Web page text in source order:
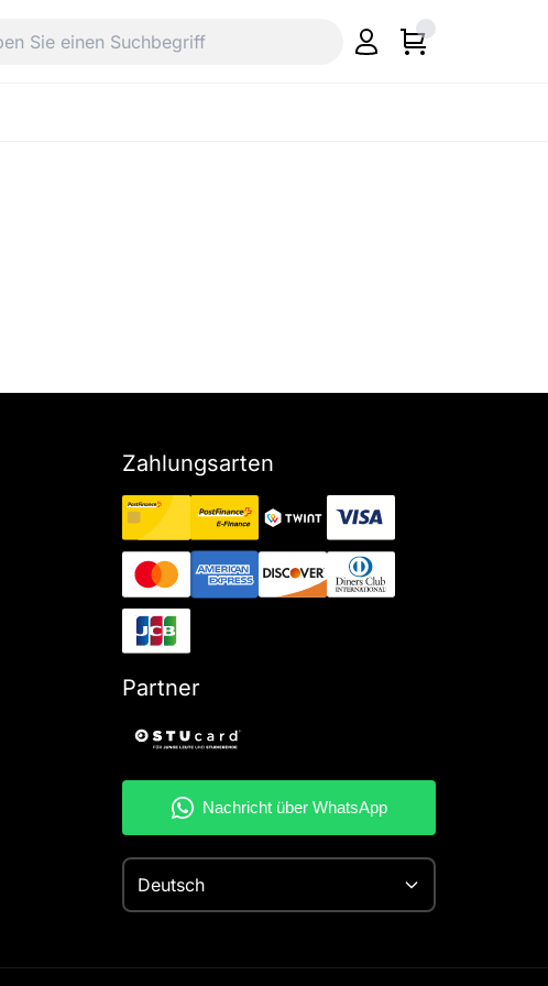
Zahlungsarten
Partner
Deutsch